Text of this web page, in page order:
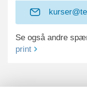
Se også andre
print